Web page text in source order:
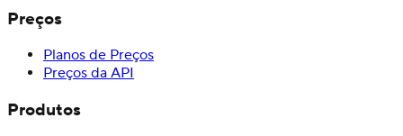
Preços
Planos de Preços
Preços da API
Produtos